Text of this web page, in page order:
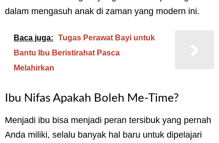
dalam mengasuh anak di zaman yang modern ini.
Baca juga:
Tugas Perawat Bayi untuk
Bantu Ibu Beristirahat Pasca
Melahirkan
Ibu Nifas Apakah Boleh Me-Time?
Menjadi ibu bisa menjadi peran tersibuk yang pernah
Anda miliki, selalu banyak hal baru untuk dipelajari